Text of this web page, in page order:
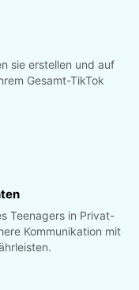
sie erstellen und auf
Gesamt-TikTok
Teenagers in Privat-
Kommunikation mit